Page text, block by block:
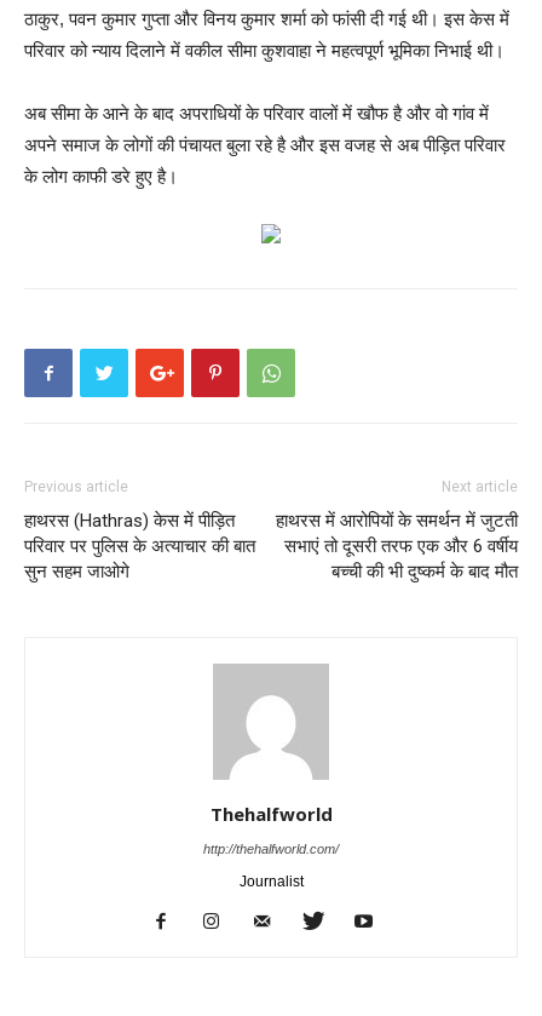
ठाकुर, पवन कुमार गुप्ता और विनय कुमार शर्मा को फांसी दी गई थी। इस केस में
परिवार को न्याय दिलाने में वकील सीमा कुशवाहा ने महत्वपूर्ण भूमिका निभाई थी।
अब सीमा के आने के बाद अपराधियों के परिवार वालों में खौफ है और वो गांव में
अपने समाज के लोगों की पंचायत बुला रहे है और इस वजह से अब पीड़ित परिवार
के लोग काफी डरे हुए है।
Previous article
हाथरस (Hathras) केस में पीड़ित
परिवार पर पुलिस के अत्याचार की बात
सुन सहम जाओगे
Next article
हाथरस में आरोपियों के समर्थन में जुटती
सभाएं तो दूसरी तरफ एक और 6 वर्षीय
बच्ची की भी दुष्कर्म के बाद मौत
Thehalfworld
http://thehalfworld.com/
Journalist